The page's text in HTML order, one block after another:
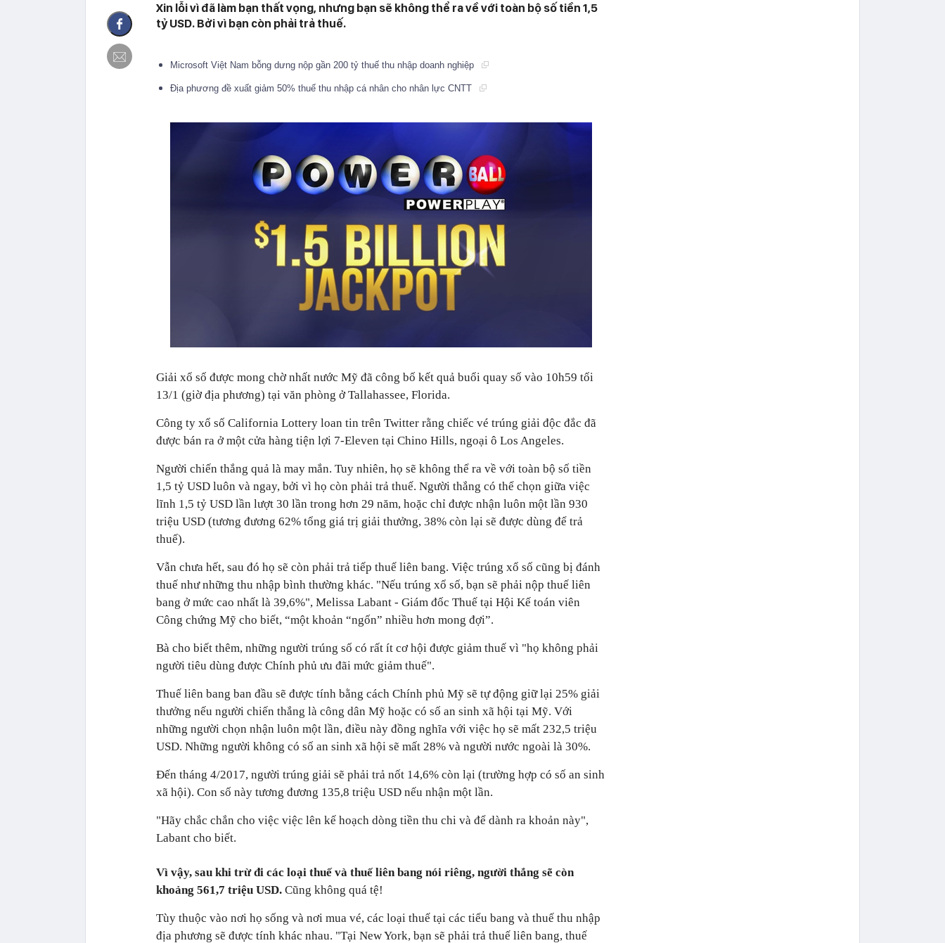
Xin lỗi vì đã làm bạn thất vọng, nhưng bạn sẽ không thể ra về với toàn bộ số tiền 1,5
tỷ USD. Bởi vì bạn còn phải trả thuế.
Microsoft Việt Nam bỗng dưng nộp gần 200 tỷ thuế thu nhập doanh nghiệp
Địa phương đề xuất giảm 50% thuế thu nhập cá nhân cho nhân lực CNTT
Giải xổ số được mong chờ nhất nước Mỹ đã công bố kết quả buổi quay số vào 10h59 tối
13/1 (giờ địa phương) tại văn phòng ở Tallahassee, Florida.
Công ty xổ số California Lottery loan tin trên Twitter rằng chiếc vé trúng giải độc đắc đã
được bán ra ở một cửa hàng tiện lợi 7-Eleven tại Chino Hills, ngoại ô Los Angeles.
Người chiến thắng quả là may mắn. Tuy nhiên, họ sẽ không thể ra về với toàn bộ số tiền
1,5 tỷ USD luôn và ngay, bởi vì họ còn phải trả thuế. Người thắng có thể chọn giữa việc
lĩnh 1,5 tỷ USD lần lượt 30 lần trong hơn 29 năm, hoặc chỉ được nhận luôn một lần 930
triệu USD (tương đương 62% tổng giá trị giải thưởng, 38% còn lại sẽ được dùng để trả
thuế).
Vẫn chưa hết, sau đó họ sẽ còn phải trả tiếp thuế liên bang. Việc trúng xổ số cũng bị đánh
thuế như những thu nhập bình thường khác. "Nếu trúng xổ số, bạn sẽ phải nộp thuế liên
bang ở mức cao nhất là 39,6%", Melissa Labant - Giám đốc Thuế tại Hội Kế toán viên
Công chứng Mỹ cho biết, “một khoản “ngốn” nhiều hơn mong đợi”.
Bà cho biết thêm, những người trúng số có rất ít cơ hội được giảm thuế vì "họ không phải
người tiêu dùng được Chính phủ ưu đãi mức giảm thuế".
Thuế liên bang ban đầu sẽ được tính bằng cách Chính phủ Mỹ sẽ tự động giữ lại 25% giải
thưởng nếu người chiến thắng là công dân Mỹ hoặc có số an sinh xã hội tại Mỹ. Với
những người chọn nhận luôn một lần, điều này đồng nghĩa với việc họ sẽ mất 232,5 triệu
USD. Những người không có số an sinh xã hội sẽ mất 28% và người nước ngoài là 30%.
Đến tháng 4/2017, người trúng giải sẽ phải trả nốt 14,6% còn lại (trường hợp có số an sinh
xã hội). Con số này tương đương 135,8 triệu USD nếu nhận một lần.
"Hãy chắc chắn cho việc việc lên kế hoạch dòng tiền thu chi và để dành ra khoản này",
Labant cho biết.
Vì vậy, sau khi trừ đi các loại thuế và thuế liên bang nói riêng, người thắng sẽ còn
khoảng 561,7 triệu USD. Cũng không quá tệ!
Tùy thuộc vào nơi họ sống và nơi mua vé, các loại thuế tại các tiểu bang và thuế thu nhập
địa phương sẽ được tính khác nhau. "Tại New York, bạn sẽ phải trả thuế liên bang, thuế